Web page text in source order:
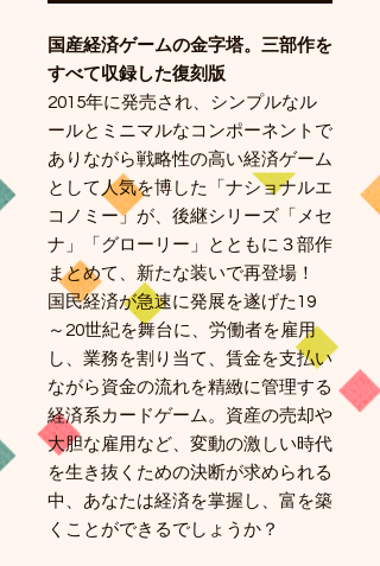
国産経済ゲームの金字塔。三部作を
すべて収録した復刻版
2015年に発売され、シンプルなル
ールとミニマルなコンポーネントで
ありながら戦略性の高い経済ゲーム
として人気を博した「ナショナルエ
コノミー」が、後継シリーズ「メセ
ナ」「グローリー」とともに３部作
まとめて、新たな装いで再登場！
国民経済が急速に発展を遂げた19
～20世紀を舞台に、労働者を雇用
し、業務を割り当て、賃金を支払い
ながら資金の流れを精緻に管理する
経済系カードゲーム。資産の売却や
大胆な雇用など、変動の激しい時代
を生き抜くための決断が求められる
中、あなたは経済を掌握し、富を築
くことができるでしょうか？